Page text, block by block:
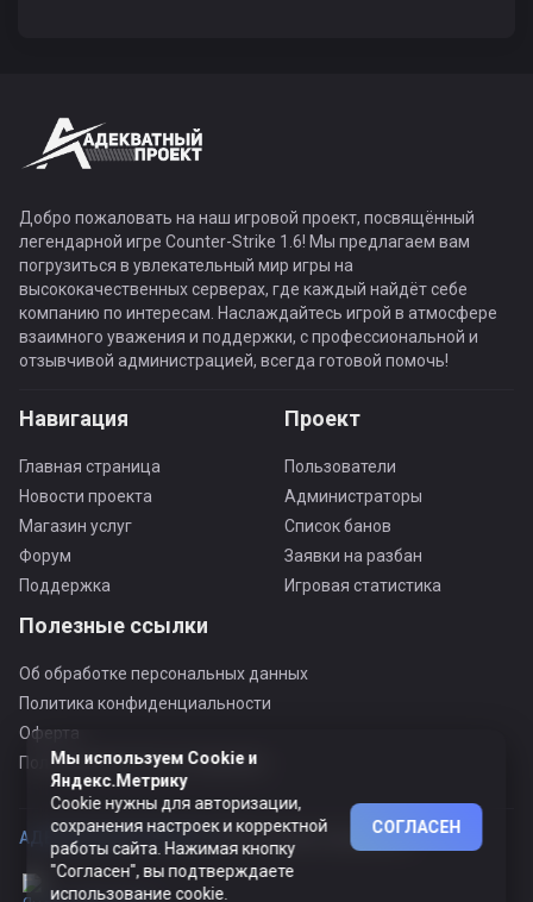
Добро пожаловать на наш игровой проект, посвящённый
легендарной игре Counter-Strike 1.6! Мы предлагаем вам
погрузиться в увлекательный мир игры на
высококачественных серверах, где каждый найдёт себе
компанию по интересам. Наслаждайтесь игрой в атмосфере
взаимного уважения и поддержки, с профессиональной и
отзывчивой администрацией, всегда готовой помочь!
Навигация
Главная страница
Новости проекта
Магазин услуг
Форум
Поддержка
Проект
Пользователи
Администраторы
Список банов
Заявки на разбан
Игровая статистика
Полезные ссылки
Об обработке персональных данных
Политика конфиденциальности
Оферта
Пользовательское соглашение
АДЕКВАТНЫЙ ПРОЕКТ ©© Все права защищены
Мы используем Cookie и
Яндекс.Метрику
Cookie нужны для авторизации,
сохранения настроек и корректной
работы сайта. Нажимая кнопку
"Согласен", вы подтверждаете
использование cookie.
СОГЛАСЕН